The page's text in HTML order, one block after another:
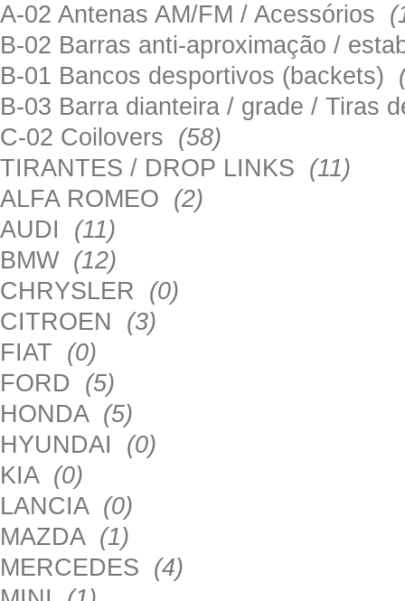
A-02 Antenas AM/FM / Acessórios
B-02 Barras anti-aproximação /
B-01 Bancos desportivos (backets)
B-03 Barra dianteira / grade / Tiras
C-02 Coilovers (58)
TIRANTES / DROP LINKS (11)
ALFA ROMEO (2)
AUDI (11)
BMW (12)
CHRYSLER (0)
CITROEN (3)
FIAT (0)
FORD (5)
HONDA (5)
HYUNDAI (0)
KIA (0)
LANCIA (0)
MAZDA (1)
MERCEDES (4)